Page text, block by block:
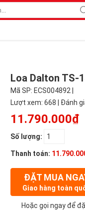
Loa Dalton TS-
Mã SP: ECS004892 |
Lượt xem: 668 | Đánh
11.790.000₫
Số lượng:
Thanh toán:
ĐẶT MUA
Giao hàng toàn
Hoặc gọi ngay để